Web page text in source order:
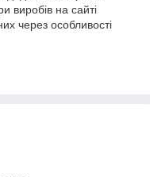
виробів на сайті
через особливості